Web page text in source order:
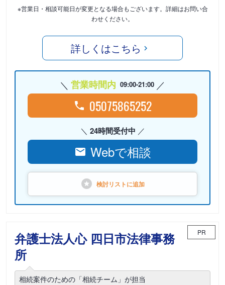
※営業日・相談可能日が変更となる場合もございます。詳細はお問い合
わせください。
詳しくはこちら
営業時間内 09:00-21:00
05075865252
24時間受付中
Webで相談
検討リストに追加
弁護士法人心 四日市法律事務
所
PR
相続案件のための「相続チーム」が担当